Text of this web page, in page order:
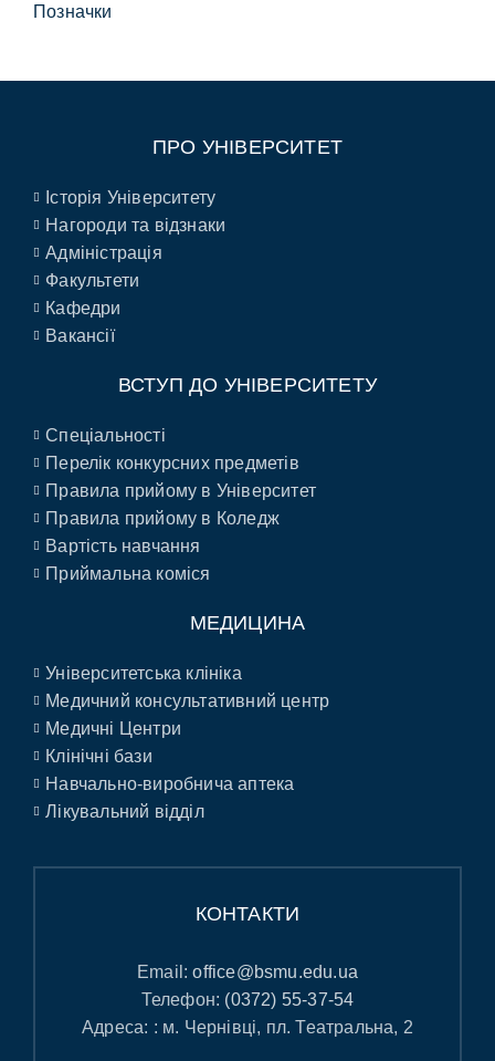
Позначки
ПРО УНІВЕРСИТЕТ
Історія Університету
Нагороди та відзнаки
Адміністрація
Факультети
Кафедри
Вакансії
ВСТУП ДО УНІВЕРСИТЕТУ
Спеціальності
Перелік конкурсних предметів
Правила прийому в Університет
Правила прийому в Коледж
Вартість навчання
Приймальна коміся
МЕДИЦИНА
Університетська клініка
Медичний консультативний центр
Медичні Центри
Клінічні бази
Навчально-виробнича аптека
Лікувальний відділ
КОНТАКТИ
Email:office@bsmu.edu.ua
Телефон: (0372) 55-37-54
Адреса: : м. Чернівці, пл. Театральна, 2